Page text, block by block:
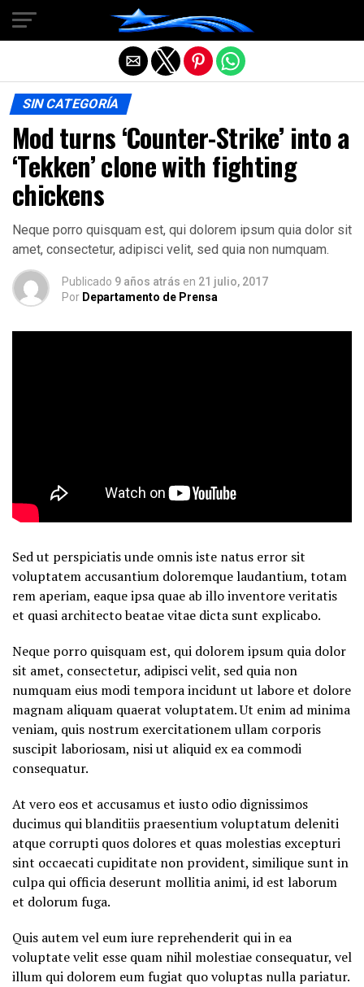
SIN CATEGORÍA
Mod turns ‘Counter-Strike’ into a
‘Tekken’ clone with fighting
chickens
Neque porro quisquam est, qui dolorem ipsum quia dolor sit
amet, consectetur, adipisci velit, sed quia non numquam.
Publicado 9 años atrás en 21 julio, 2017
Por Departamento de Prensa
Sed ut perspiciatis unde omnis iste natus error sit
voluptatem accusantium doloremque laudantium, totam
rem aperiam, eaque ipsa quae ab illo inventore veritatis
et quasi architecto beatae vitae dicta sunt explicabo.
Neque porro quisquam est, qui dolorem ipsum quia dolor
sit amet, consectetur, adipisci velit, sed quia non
numquam eius modi tempora incidunt ut labore et dolore
magnam aliquam quaerat voluptatem. Ut enim ad minima
veniam, quis nostrum exercitationem ullam corporis
suscipit laboriosam, nisi ut aliquid ex ea commodi
consequatur.
At vero eos et accusamus et iusto odio dignissimos
ducimus qui blanditiis praesentium voluptatum deleniti
atque corrupti quos dolores et quas molestias excepturi
sint occaecati cupiditate non provident, similique sunt in
culpa qui officia deserunt mollitia animi, id est laborum
et dolorum fuga.
Quis autem vel eum iure reprehenderit qui in ea
voluptate velit esse quam nihil molestiae consequatur, vel
illum qui dolorem eum fugiat quo voluptas nulla pariatur.
Salir de la versión móvil